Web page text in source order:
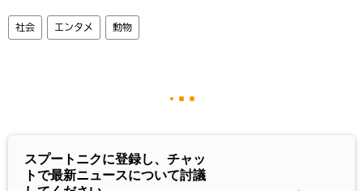
社会 エンタメ 動物
スプートニクに登録し、チャッ
トで最新ニュースについて討議